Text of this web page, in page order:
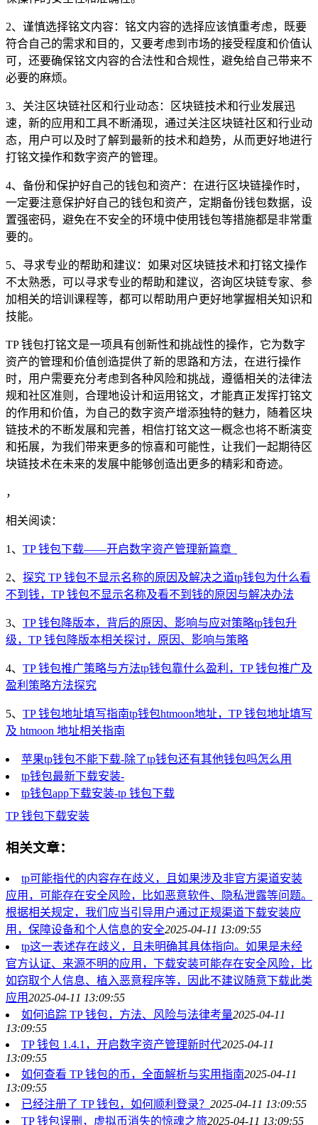
2、谨慎选择铭文内容：铭文内容的选择应该慎重考虑，既要
符合自己的需求和目的，又要考虑到市场的接受程度和价值认
可，还要确保铭文内容的合法性和合规性，避免给自己带来不
必要的麻烦。
3、关注区块链社区和行业动态：区块链技术和行业发展迅
速，新的应用和工具不断涌现，通过关注区块链社区和行业动
态，用户可以及时了解到最新的技术和趋势，从而更好地进行
打铭文操作和数字资产的管理。
4、备份和保护好自己的钱包和资产：在进行区块链操作时，
一定要注意保护好自己的钱包和资产，定期备份钱包数据，设
置强密码，避免在不安全的环境中使用钱包等措施都是非常重
要的。
5、寻求专业的帮助和建议：如果对区块链技术和打铭文操作
不太熟悉，可以寻求专业的帮助和建议，咨询区块链专家、参
加相关的培训课程等，都可以帮助用户更好地掌握相关知识和
技能。
TP 钱包打铭文是一项具有创新性和挑战性的操作，它为数字
资产的管理和价值创造提供了新的思路和方法，在进行操作
时，用户需要充分考虑到各种风险和挑战，遵循相关的法律法
规和社区准则，合理地设计和运用铭文，才能真正发挥打铭文
的作用和价值，为自己的数字资产增添独特的魅力，随着区块
链技术的不断发展和完善，相信打铭文这一概念也将不断演变
和拓展，为我们带来更多的惊喜和可能性，让我们一起期待区
块链技术在未来的发展中能够创造出更多的精彩和奇迹。
，
相关阅读：
1、 TP 钱包下载——开启数字资产管理新篇章_
2、 探究 TP 钱包不显示名称的原因及解决之道tp钱包为什么看
不到钱，TP 钱包不显示名称及看不到钱的原因与解决办法
3、 TP 钱包降版本，背后的原因、影响与应对策略tp钱包升
级，TP 钱包降版本相关探讨，原因、影响与策略
4、 TP 钱包推广策略与方法tp钱包靠什么盈利，TP 钱包推广及
盈利策略方法探究
5、 TP 钱包地址填写指南tp钱包htmoon地址，TP 钱包地址填写
及 htmoon 地址相关指南
苹果tp钱包不能下载-除了tp钱包还有其他钱包吗怎么用
tp钱包最新下载安装-
tp钱包app下载安装-tp 钱包下载
TP 钱包下载安装
相关文章：
tp可能指代的内容存在歧义，且如果涉及非官方渠道安装
应用，可能存在安全风险，比如恶意软件、隐私泄露等问题。
根据相关规定，我们应当引导用户通过正规渠道下载安装应
用，保障设备和个人信息的安全2025-04-11 13:09:55
tp这一表述存在歧义，且未明确其具体指向。如果是未经
官方认证、来源不明的应用，下载安装可能存在安全风险，比
如窃取个人信息、植入恶意程序等，因此不建议随意下载此类
应用2025-04-11 13:09:55
如何追踪 TP 钱包，方法、风险与法律考量2025-04-11
13:09:55
TP 钱包 1.4.1，开启数字资产管理新时代2025-04-11
13:09:55
如何查看 TP 钱包的币，全面解析与实用指南2025-04-11
13:09:55
已经注册了 TP 钱包，如何顺利登录？ 2025-04-11 13:09:55
TP 钱包误删，虚拟币消失的惊魂之旅2025-04-11 13:09:55